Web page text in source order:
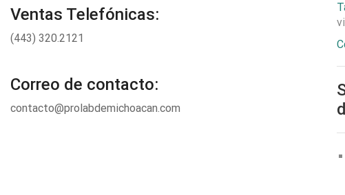
Ventas Telefónicas:
(443) 320.2121
Correo de contacto:
contacto@prolabdemichoacan.com